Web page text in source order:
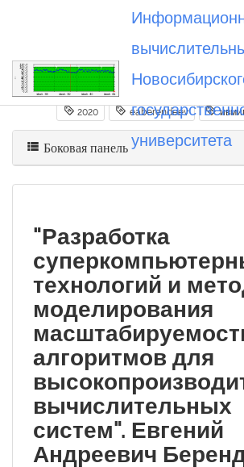
университета
Вы посетили 20200825_eaberendeev
2020 eaberendeev
Боковая панель
"Разработка
технологий и
моделирования
алгоритмов для
вычислительных
систем". Евгений
Андреевич